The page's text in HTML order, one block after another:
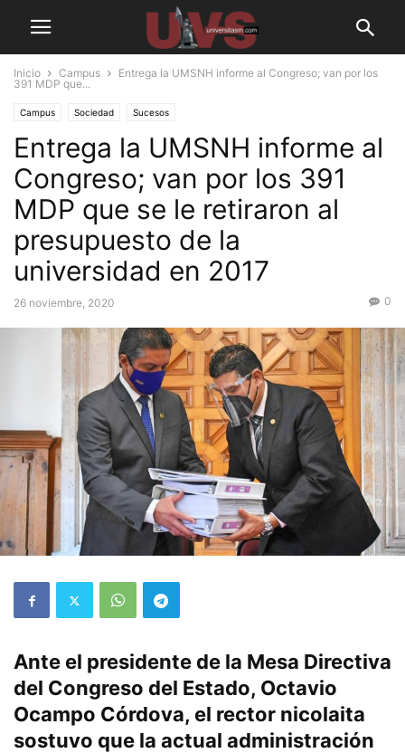
Inicio Campus
Entrega la UMSNH informe al Congreso; van por los
391 MDP que...
Campus Sociedad Sucesos
Entrega la UMSNH informe al
Congreso; van por los 391
MDP que se le retiraron al
presupuesto de la
universidad en 2017
26 noviembre, 2020 0
Ante el presidente de la Mesa Directiva
del Congreso del Estado, Octavio
Ocampo Córdova, el rector nicolaita
sostuvo que la actual administración